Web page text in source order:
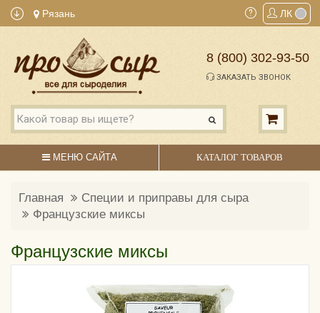
Рязань ЛК
8 (800) 302-93-50
ЗАКАЗАТЬ ЗВОНОК
МЕНЮ САЙТА КАТАЛОГ ТОВАРОВ
Главная
Специи и приправы для сыра
Французские миксы
Французские миксы